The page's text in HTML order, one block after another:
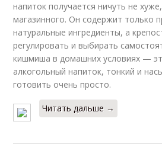
напиток получается ничуть не
магазинного. Он содержит только
натуральные ингредиенты, а
регулировать и выбирать
кишмиша в домашних условиях —
алкогольный напиток, тонкий и
готовить очень просто.
Читать дальше →